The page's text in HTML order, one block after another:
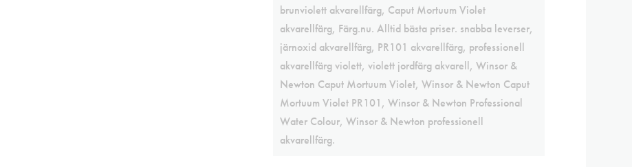
brunviolett akvarellfärg, Caput Mortuum Violet
akvarellfärg, Färg.nu. Alltid bästa priser. snabba leverser,
järnoxid akvarellfärg, PR101 akvarellfärg, professionell
akvarellfärg violett, violett jordfärg akvarell, Winsor &
Newton Caput Mortuum Violet, Winsor & Newton Caput
Mortuum Violet PR101, Winsor & Newton Professional
Water Colour, Winsor & Newton professionell
akvarellfärg.